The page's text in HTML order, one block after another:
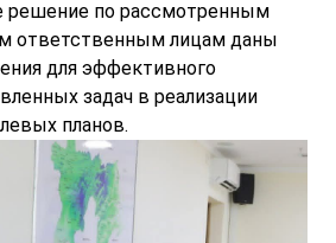
решение по рассмотренным
ответственным лицам даны
для эффективного
задач в реализации
планов.